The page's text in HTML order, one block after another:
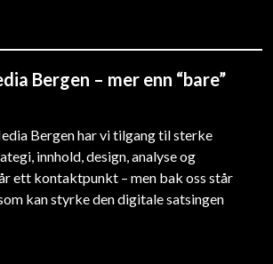
Bergen – mer enn “bare”
Bergen har vi tilgang til sterke
innhold, design, analyse og
ett kontaktpunkt – men bak oss står
kan styrke den digitale satsingen